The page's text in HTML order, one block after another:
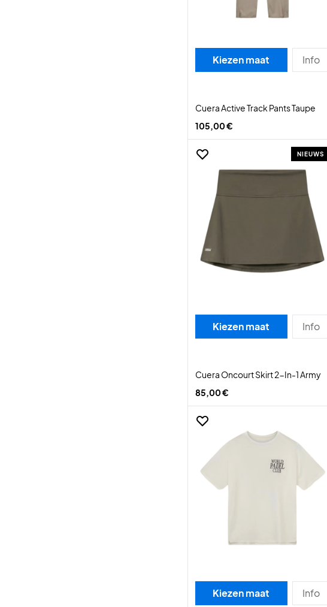
Kiezen maat Info
Cuera Active Track Pants Taupe
105,00 €
NIEUWS
Kiezen maat Info
Cuera Oncourt Skirt 2-In-1 Army
85,00 €
Kiezen maat Info